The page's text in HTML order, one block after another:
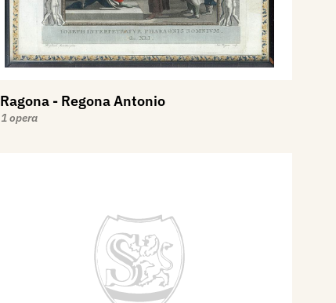
Ragona - Regona Antonio
1 opera